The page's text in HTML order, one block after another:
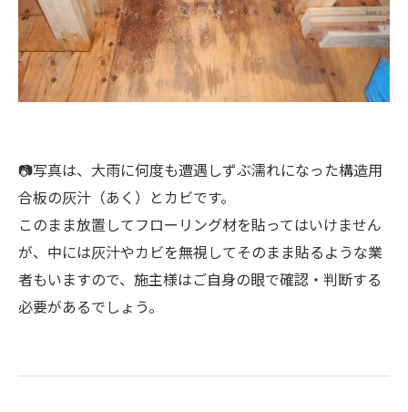
📷写真は、大雨に何度も遭遇しずぶ濡れになった構造用
合板の灰汁（あく）とカビです。
このまま放置してフローリング材を貼ってはいけません
が、中には灰汁やカビを無視してそのまま貼るような業
者もいますので、施主様はご自身の眼で確認・判断する
必要があるでしょう。